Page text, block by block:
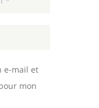
e-mail et
mon